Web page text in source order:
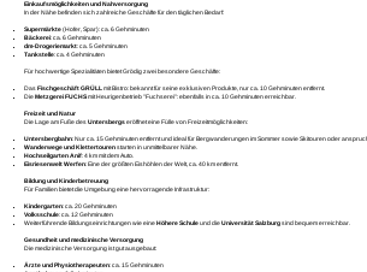
Einkaufsmöglichkeiten und Nahversorgung
In der Nähe befinden sich zahlreiche Geschäfte für den täglichen Bedarf:
Supermärkte (Hofer, Spar): ca. 6 Gehminuten
Bäckerei: ca. 6 Gehminuten
dm-Drogeriemarkt: ca. 5 Gehminuten
Tankstelle: ca. 4 Gehminuten
Für hochwertige Spezialitäten bietet Grödig zwei besondere Geschäfte:
Das Fischgeschäft GRÜLL mit Bistro: bekannt für seine exklusiven Produkte, nur ca. 10 Gehminuten entfernt.
Die Metzgerei FUCHS mit Heurigenbetrieb "Fuchserei": ebenfalls in ca. 10 Gehminuten erreichbar.
Freizeit und Natur
Die Lage am Fuße des Untersbergs eröffnet eine Fülle von Freizeitmöglichkeiten:
Untersbergbahn: Nur ca. 15 Gehminuten entfernt und ideal für Bergwanderungen im Sommer sowie Skitouren oder
Wanderwege und Klettertouren starten in unmittelbarer Nähe.
Hochseilgarten Anif: 4 km mit dem Auto.
Eisriesenwelt Werfen: Eine der größten Eishöhlen der Welt, ca. 40 km entfernt.
Bildung und Kinderbetreuung
Für Familien bietet die Umgebung eine hervorragende Infrastruktur:
Kindergarten: ca. 20 Gehminuten
Volksschule: ca. 12 Gehminuten
Weiterführende Bildungseinrichtungen wie eine Höhere Schule und die Universität Salzburg sind bequem erreichbar.
Gesundheit und medizinische Versorgung
Die medizinische Versorgung ist gut ausgebaut:
Ärzte und Physiotherapeuten: ca. 15 Gehminuten